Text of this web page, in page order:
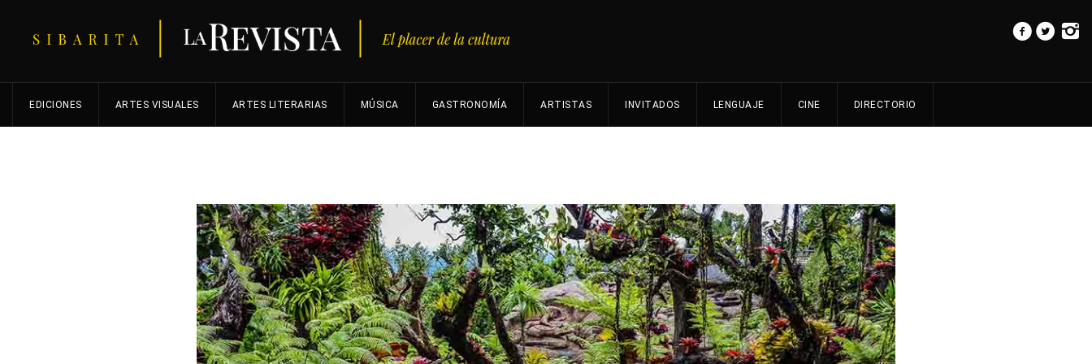
EDICIONES ARTES VISUALES ARTES LITERARIAS MÚSICA GASTRONOMÍA ARTISTAS INVITADOS LENGUAJE CINE DIRECTORIO